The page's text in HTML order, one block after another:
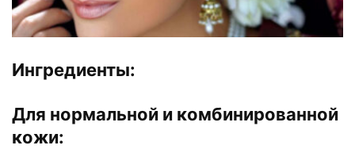
Ингредиенты:
Для нормальной и комбинированной
кожи: